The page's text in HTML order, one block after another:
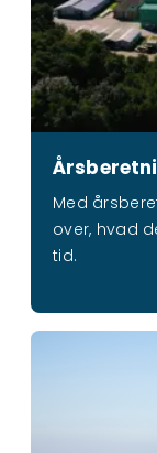
Med
over, hvad
tid.
CSR i Provas